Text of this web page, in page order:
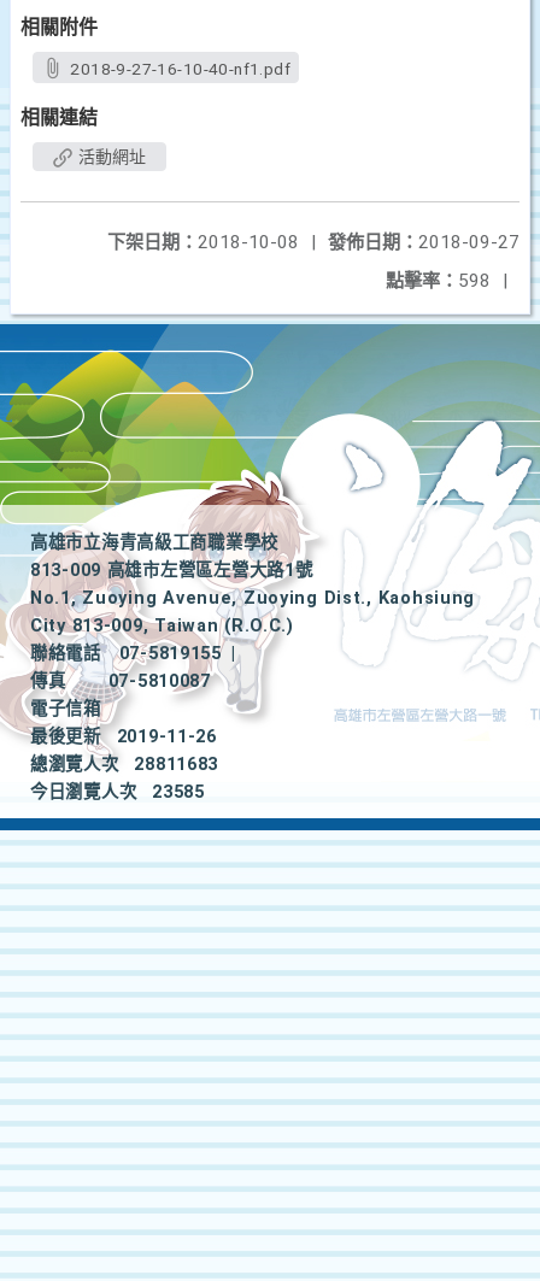
相關附件
2018-9-27-16-10-40-nf1.pdf
相關連結
活動網址
發佈日期： 2018-09-27
下架日期： 2018-10-08
|
點擊率： 598 |
高雄市立海青高級工商職業學校
813-009 高雄市左營區左營大路1號
No.1, Zuoying Avenue, Zuoying Dist., Kaohsiung
City 813-009, Taiwan (R.O.C.)
聯絡電話
07-5819155
|
傳真
07-5810087
電子信箱
最後更新
2019-11-26
總瀏覽人次
28811683
今日瀏覽人次
23585